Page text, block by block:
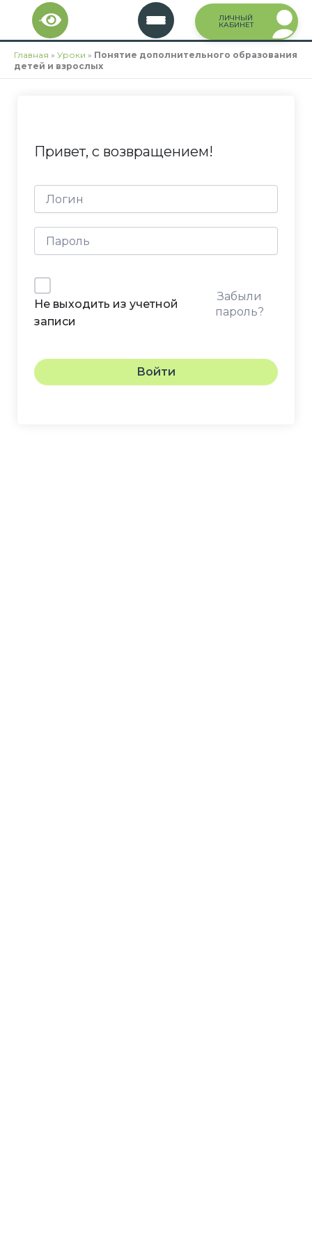
Перейти
содержимому
ЛИЧНЫЙ
КАБИНЕТ
Главная » Уроки » Понятие дополнительного образования
детей и взрослых
Привет, с возвращением!
Не выходить из учетной
записи
Забыли
пароль?
Войти